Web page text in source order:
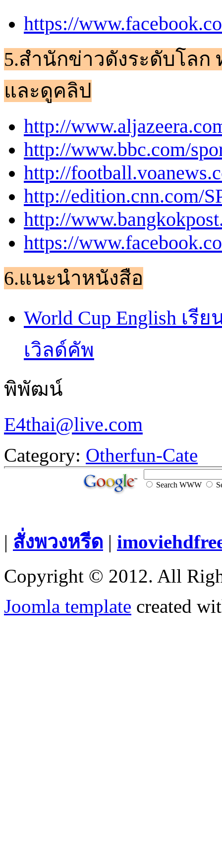
https://
5.สำนักข่าวดังระดับโลก
และดูคลิป
http://
http://www.bbc.com/
http://
http://edition.cnn.com/
http://
https://
6.แนะนำหนังสือ
World Cup English เ
เวิลด์คัพ
พิพัฒน์
E4thai@live.com
Category: Otherfun-Cate
Search WWW
| สั่งพวงหรีด |
Copyright © 2012. All
Joomla template created